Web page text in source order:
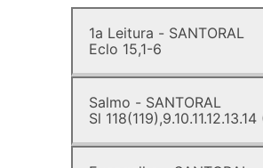
1a Leitura - SANTORAL
Eclo 15,1-6
Salmo - SANTORAL
Sl